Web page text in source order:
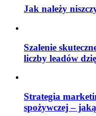
Jak należy
Szalenie
liczby leadów
Strategia
spożywczej –